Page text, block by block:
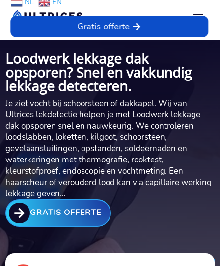
NL EN
Gratis offerte
Loodwerk lekkage dak
opsporen? Snel en vakkundig
lekkage detecteren.
Je ziet vocht bij schoorsteen of dakkapel.​ Wij van
Ultrices lekdetectie helpen je met Loodwerk lekkage
dak opsporen snel en nauwkeurig.​ We controleren
loodslabben, loketten, kilgoot, schoorsteen,
gevelaansluitingen, opstanden, soldeernaden en
waterkeringen met thermografie, rooktest,
kleurstofproef, endoscopie en vochtmeting.​ Een
haarscheur of verouderd lood kan via capillaire werking
lekkage geven…
 GRATIS OFFERTE